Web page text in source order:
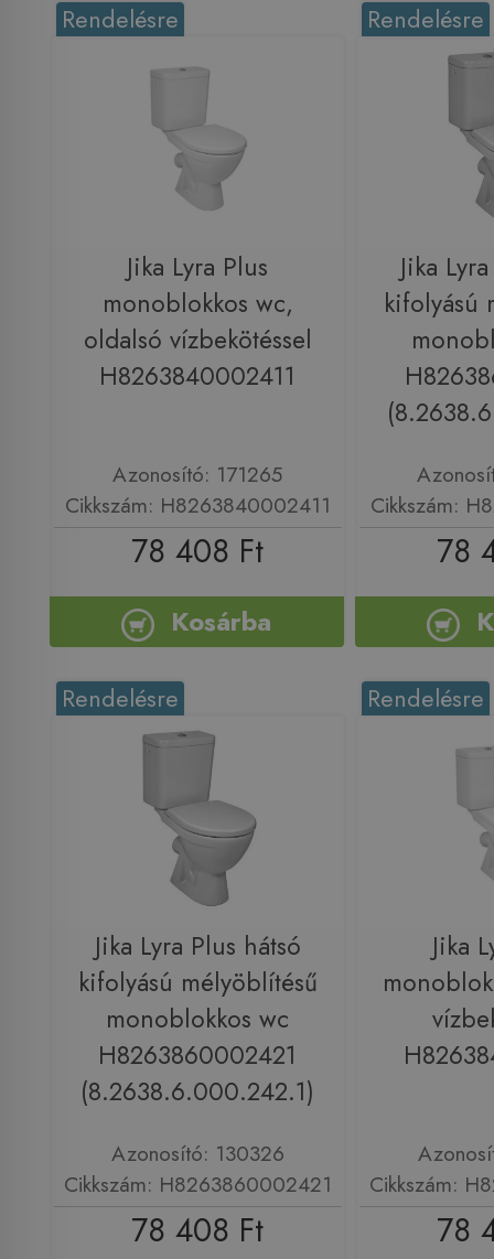
Rendelésre
Jika Lyra Plus
monoblokkos wc,
oldalsó vízbekötéssel
H8263840002411
Azonosító: 171265
Cikkszám: H8263840002411
78 408 Ft
Kosárba
Rendelésre
Jika
kifolyású
Cikkszám:
78
Rendelésre
Jika Lyra Plus hátsó
kifolyású mélyöblítésű
monoblokkos wc
H8263860002421
(8.2638.6.000.242.1)
Azonosító: 130326
Cikkszám: H8263860002421
78 408 Ft
Rendelésre
Jika
Cikkszám:
78